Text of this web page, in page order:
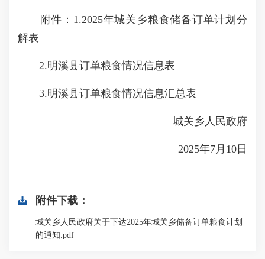
附件：1.2025年城关乡粮食储备订单计划分
解表
2.明溪县订单粮食情况信息表
3.明溪县订单粮食情况信息汇总表
城关乡人民政府
2025年7月10日
附件下载：
城关乡人民政府关于下达2025年城关乡储备订单粮食计划
的通知.pdf